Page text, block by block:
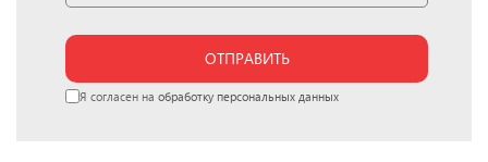
ОТПРАВИТЬ
Я согласен на обработку персональных данных